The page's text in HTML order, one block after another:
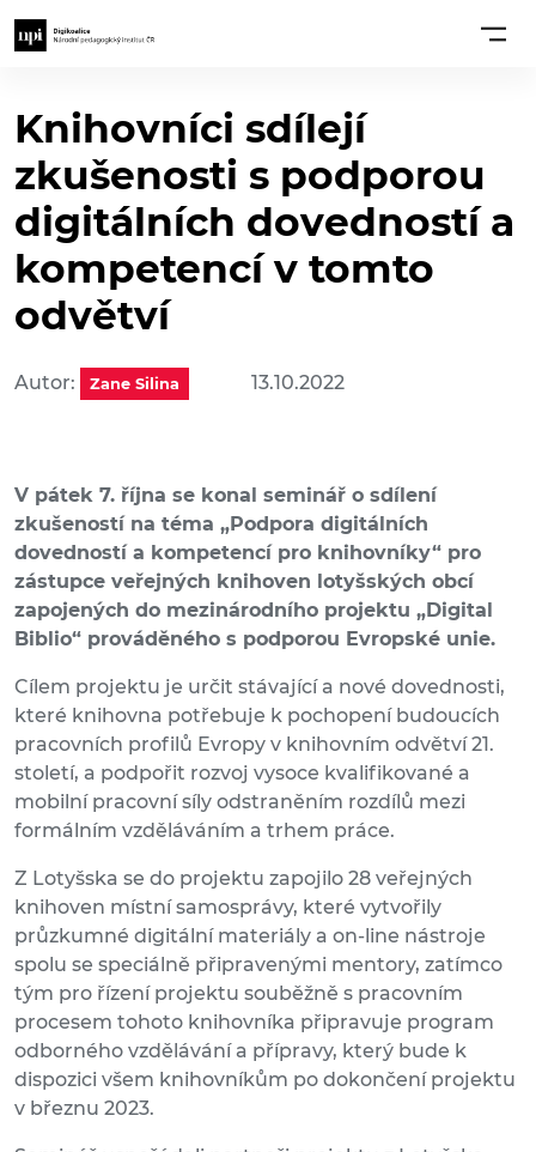
Knihovníci sdílejí
zkušenosti s podporou
digitálních dovedností a
kompetencí v tomto
odvětví
Autor: Zane Silina 13.10.2022
V pátek 7. října se konal seminář o sdílení
zkušeností na téma „Podpora digitálních
dovedností a kompetencí pro knihovníky“ pro
zástupce veřejných knihoven lotyšských obcí
zapojených do mezinárodního projektu „Digital
Biblio“ prováděného s podporou Evropské unie.
Cílem projektu je určit stávající a nové dovednosti,
které knihovna potřebuje k pochopení budoucích
pracovních profilů Evropy v knihovním odvětví 21.
století, a podpořit rozvoj vysoce kvalifikované a
mobilní pracovní síly odstraněním rozdílů mezi
formálním vzděláváním a trhem práce.
Z Lotyšska se do projektu zapojilo 28 veřejných
knihoven místní samosprávy, které vytvořily
průzkumné digitální materiály a on-line nástroje
spolu se speciálně připravenými mentory, zatímco
tým pro řízení projektu souběžně s pracovním
procesem tohoto knihovníka připravuje program
odborného vzdělávání a přípravy, který bude k
dispozici všem knihovníkům po dokončení projektu
v březnu 2023.